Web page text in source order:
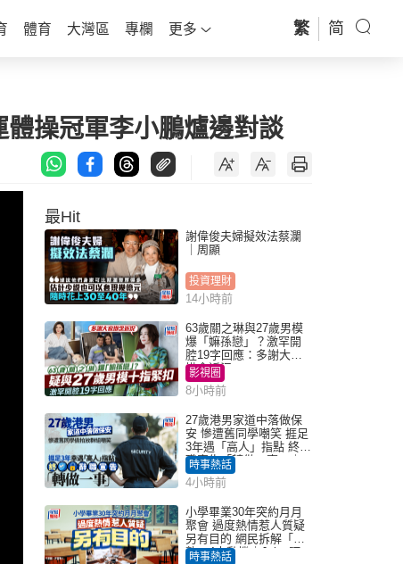
體育 大灣區 專欄 更多 繁 简
操冠軍李小鵬爐邊對談
最Hit
謝偉俊夫婦擬效法蔡瀾
｜周顯
投資理財
14小時前
63歲關之琳與27歲男模
爆「嫲孫戀」？激罕開
腔19字回應：多謝大家
掛念近況
影視圈
8小時前
27歲港男家道中落做保
安 慘遭舊同學嘲笑 捱足
3年遇「高人」指點 終辭
職宣告「轉做一事」｜
Juicy叮
時事熱話
4小時前
小學畢業30年突約月月
聚會 過度熱情惹人質疑
另有目的 網民拆解「扮
熟」4大動機｜Juicy叮
時事熱話